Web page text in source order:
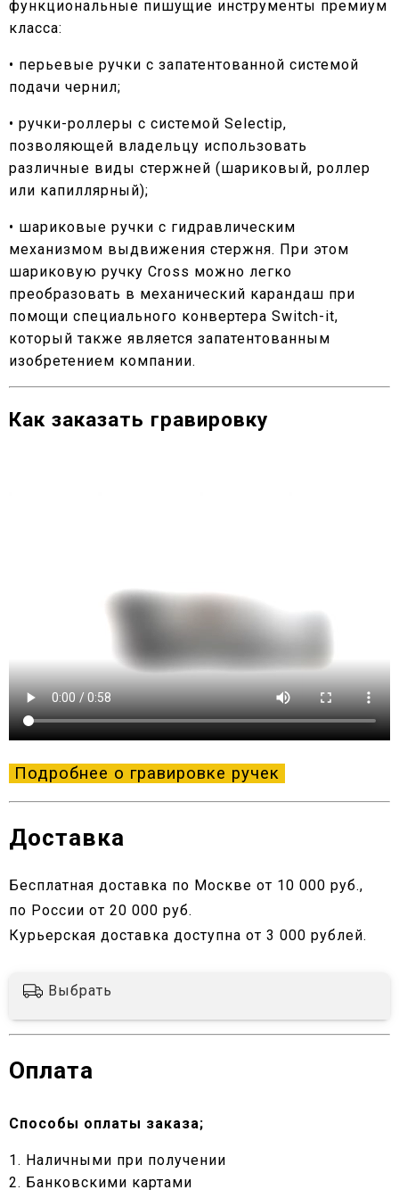
функциональные пишущие инструменты премиум
класса:
• перьевые ручки с запатентованной системой
подачи чернил;
• ручки-роллеры с системой Selectip,
позволяющей владельцу использовать
различные виды стержней (шариковый, роллер
или капиллярный);
• шариковые ручки с гидравлическим
механизмом выдвижения стержня. При этом
шариковую ручку Cross можно легко
преобразовать в механический карандаш при
помощи специального конвертера Switch-it,
который также является запатентованным
изобретением компании.
Как заказать гравировку
Подробнее о гравировке ручек
Доставка
Бесплатная доставка по Москве от 10 000 руб.,
по России от 20 000 руб.
Курьерская доставка доступна от 3 000 рублей.
Выбрать
Оплата
Способы оплаты заказа;
1. Наличными при получении
2. Банковскими картами